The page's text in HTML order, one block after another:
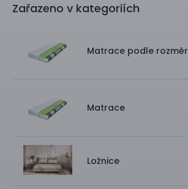
Zařazeno v kategoriích
Matrace podle
Matrace
Ložnice